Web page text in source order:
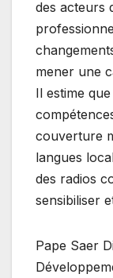
des acteurs
mener une
Il estime
couverture
langues
des radios
sensibiliser
Pape Saer